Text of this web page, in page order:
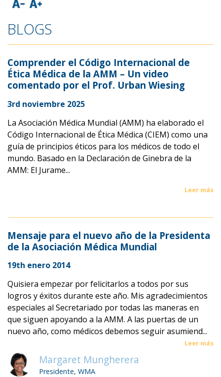
BLOGS
Comprender el Código Internacional de
Ética Médica de la AMM – Un video
comentado por el Prof. Urban Wiesing
3rd noviembre 2025
La Asociación Médica Mundial (AMM) ha elaborado el
Código Internacional de Ética Médica (CIEM) como una
guía de principios éticos para los médicos de todo el
mundo. Basado en la Declaración de Ginebra de la
AMM: El Jurame...
Leer más
Mensaje para el nuevo año de la Presidenta
de la Asociación Médica Mundial
19th enero 2014
Quisiera empezar por felicitarlos a todos por sus
logros y éxitos durante este año. Mis agradecimientos
especiales al Secretariado por todas las maneras en
que siguen apoyando a la AMM. A las puertas de un
nuevo año, como médicos debemos seguir asumiend...
Leer más
Margaret Mungherera
Presidente, WMA